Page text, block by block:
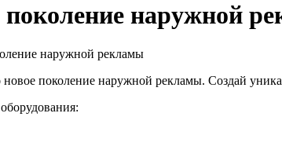
поколение наружной
наружной рекламы
наружной рекламы. Создай